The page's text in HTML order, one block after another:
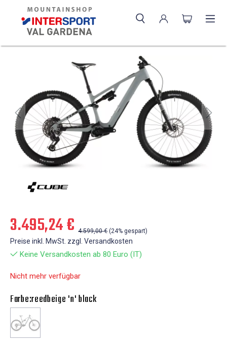
3.495,24 € 4.599,00 € (24% gespart)
Preise inkl. MwSt. zzgl. Versandkosten
Keine Versandkosten ab 80 Euro (IT)
Nicht mehr verfügbar
Farbe:reedbeige 'n' black